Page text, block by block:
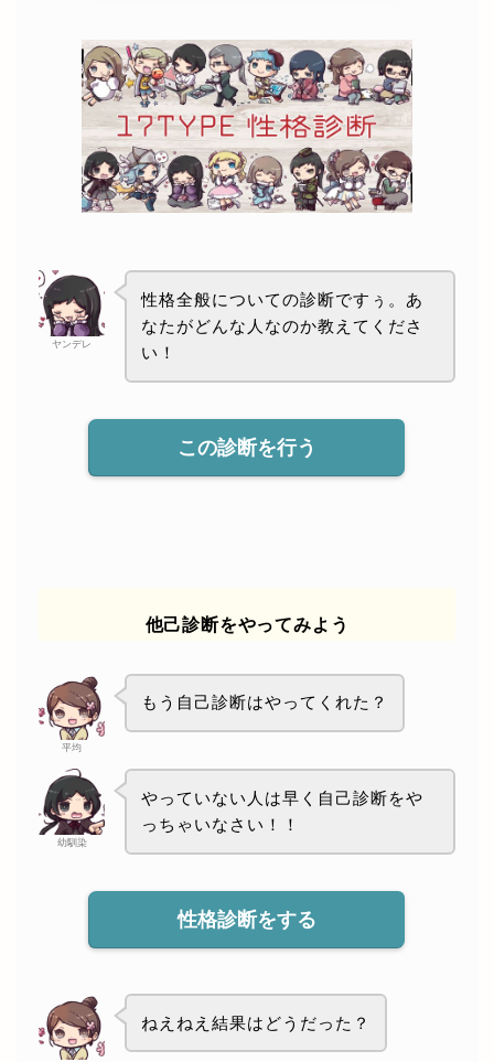
ヤンデレ
性格全般についての診断ですぅ。あ
なたがどんな人なのか教えてくださ
い！
この診断を行う
他己診断をやってみよう
平均
もう自己診断はやってくれた？
幼馴染
やっていない人は早く自己診断をや
っちゃいなさい！！
性格診断をする
ねえねえ結果はどうだった？